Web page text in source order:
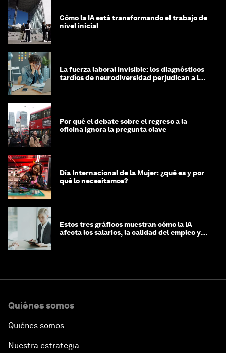
Cómo la IA está transformando el trabajo de
nivel inicial
La fuerza laboral invisible: los diagnósticos
tardíos de neurodiversidad perjudican a las
Por qué el debate sobre el regreso a la
oficina ignora la pregunta clave
Día Internacional de la Mujer: ¿qué es y por
qué lo necesitamos?
Estos tres gráficos muestran cómo la IA
afecta los salarios, la calidad del empleo y
Quiénes somos
Quiénes somos
Nuestra estrategia